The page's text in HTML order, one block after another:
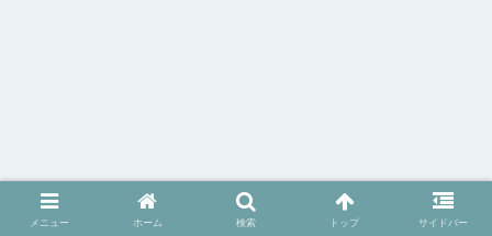
メニュー ホーム 検索 トップ サイドバー